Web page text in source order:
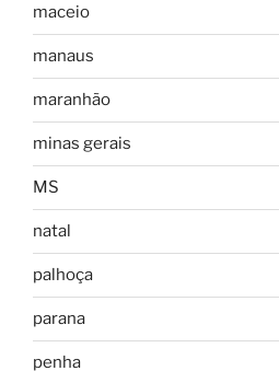
maceio
manaus
maranhão
minas gerais
MS
natal
palhoça
parana
penha